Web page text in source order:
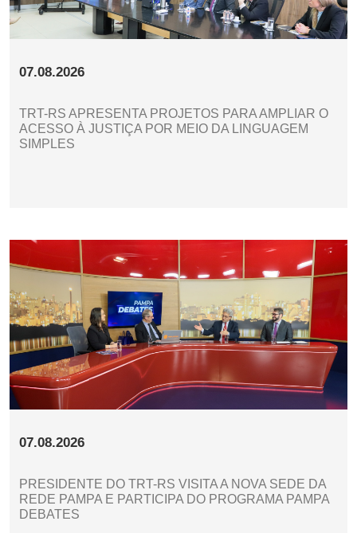
07.08.2026
TRT-RS APRESENTA PROJETOS PARA AMPLIAR O
ACESSO À JUSTIÇA POR MEIO DA LINGUAGEM
SIMPLES
07.08.2026
PRESIDENTE DO TRT-RS VISITA A NOVA SEDE DA
REDE PAMPA E PARTICIPA DO PROGRAMA PAMPA
DEBATES